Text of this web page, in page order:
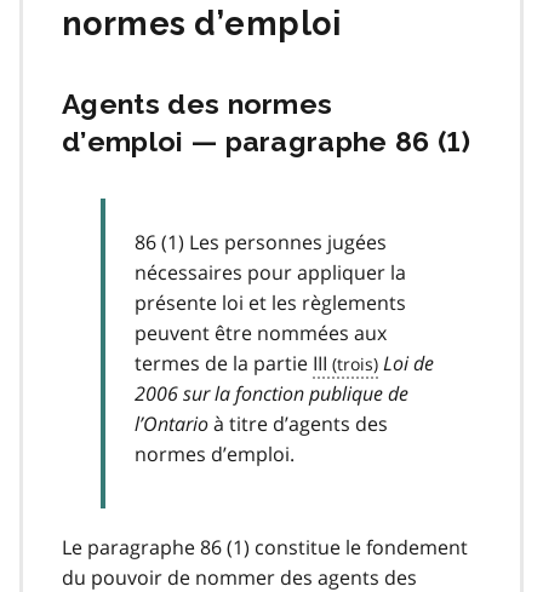
normes d’emploi
Agents des normes
d’emploi — paragraphe 86 (1)
86 (1) Les personnes jugées
nécessaires pour appliquer la
présente loi et les règlements
peuvent être nommées aux
termes de la partie III
Loi de
2006 sur la fonction publique de
l’Ontarioà titre d’agents des
normes d’emploi.
Le paragraphe 86 (1) constitue le fondement
du pouvoir de nommer des agents des